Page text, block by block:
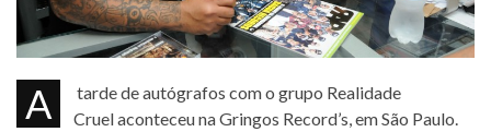
A tarde de autógrafos com o grupo Realidade
Cruel aconteceu na Gringos Record’s, em São Paulo.